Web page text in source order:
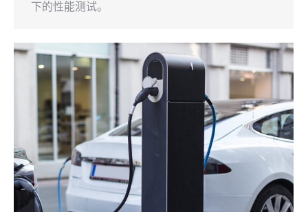
下的性能测试。